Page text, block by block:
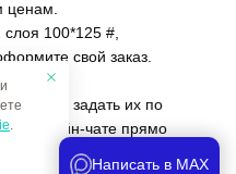
ценам.
100*125 #,
свой заказ.
можете задать их по
в онлайн-чате прямо
.
Написать в MAX